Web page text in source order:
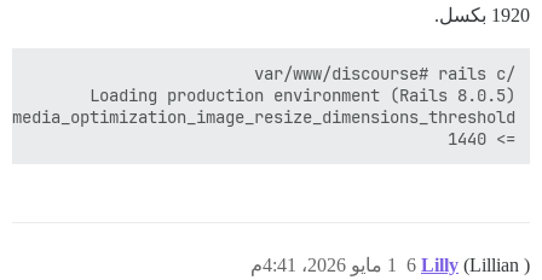
1920 بكسل.
=> 1440
Lilly (Lillian ) 1 مايو 2026، 4:41م 6